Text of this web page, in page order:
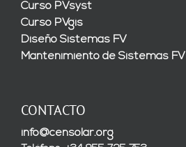
Curso PVsyst
Curso PVgis
Diseño Sistemas FV
Mantenimiento de Sistemas FV
CONTACTO
info@censolar.org